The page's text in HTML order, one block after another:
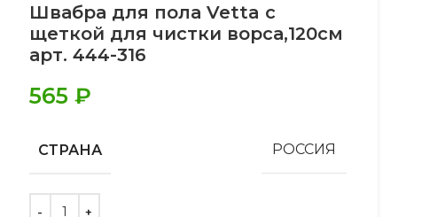
Швабра для пола Vetta с
щеткой для чистки ворса,120см
арт. 444-316
565 ₽
СТРАНА РОССИЯ